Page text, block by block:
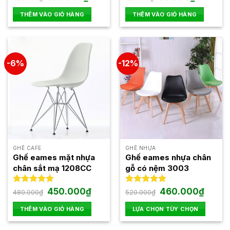
4.93
5 sao
gốc
là:
320.000₫.
hiện
tại
là:
195.000₫.
THÊM VÀO GIỎ HÀNG
5.00
5 sao
gốc
là:
120.000₫.
hiện
tại
là:
95.000₫.
THÊM VÀO GIỎ HÀNG
-6%
GHẾ CAFE
Ghế eames mặt nhựa
chân sắt mạ 1208CC
Được xếp
5.00
5 sao
480.000₫ Giá
gốc
là:
480.000₫.
450.000₫Giá
hiện
tại
là:
450.000₫.
THÊM VÀO GIỎ HÀNG
-12%
GHẾ NHỰA
Ghế eames nhựa chân
gỗ có nệm 3003
Được xếp
5.00
5 sao
520.000₫ Giá
gốc
là:
520.000₫.
460.000₫Giá
hiện
tại
là:
LỰA CHỌN TÙY CHỌN
Sản